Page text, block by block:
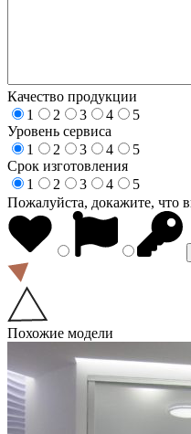
Качество продукции
1
2 3 4
5
Уровень сервиса
1
2 3 4
5
Срок изготовления
1
2 3 4
5
Пожалуйста, докажите, что
Похожие модели